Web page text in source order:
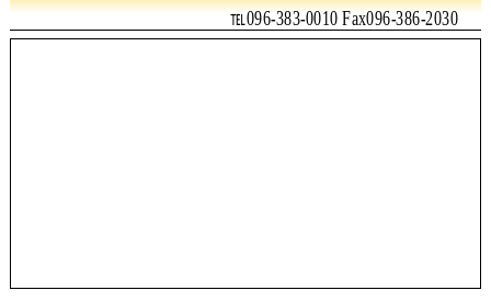
℡096-383-0010 Fax096-386-2030